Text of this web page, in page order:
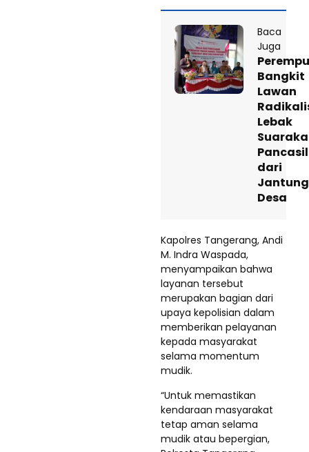
Baca
Juga
Bangkit
Lawan
Lebak
dari
Jantung
Desa
Kapolres Tangerang, Andi
M. Indra Waspada,
menyampaikan bahwa
layanan tersebut
merupakan bagian dari
upaya kepolisian dalam
memberikan pelayanan
kepada masyarakat
selama momentum
mudik.
“Untuk memastikan
kendaraan masyarakat
tetap aman selama
mudik atau bepergian,